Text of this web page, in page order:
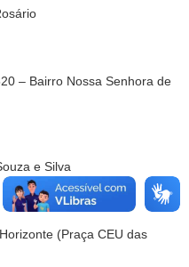
– Bairro Nossa Senhora de
e Silva
(Praça CEU das